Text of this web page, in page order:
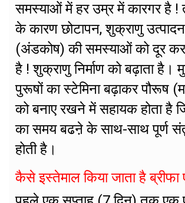
समस्याओं में हर उम्र में कारगर है
के कारण छोटापन, शुक्राणु
(अंडकोष) की समस्याओं को दूर
है ! शुक्राणु निर्माण को बढ़ाता है।
पुरूषों का स्टेमिना बढ़ाकर पौरूष
को बनाए रखने में सहायक होता है
का समय बढऩे के साथ-साथ पूर्ण
होती है।
कैसे इस्तेमाल किया जाता है ब्रीफा